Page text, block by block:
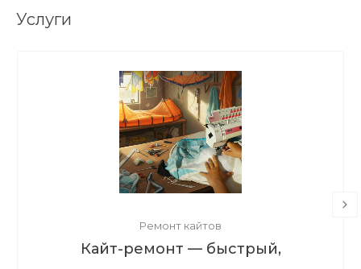
Услуги
Ремонт кайтов
Кайт-ремонт — быстрый,